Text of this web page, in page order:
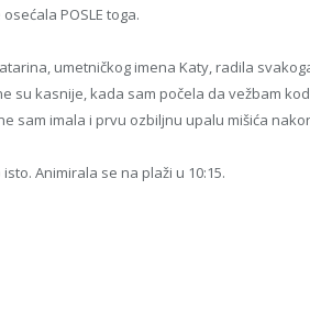
POSLE toga.
umetničkog imena Katy, radila
su kasnije, kada sam počela da vežbam
sam imala i prvu ozbiljnu upalu mišića
Animirala se na plaži u 10:15.